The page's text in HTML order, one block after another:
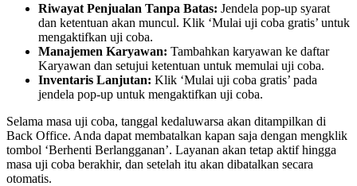
Riwayat Penjualan Tanpa Batas: Jendela pop-up syarat
dan ketentuan akan muncul. Klik ‘Mulai uji coba gratis’ untuk
mengaktifkan uji coba.
Manajemen Karyawan: Tambahkan karyawan ke daftar
Karyawan dan setujui ketentuan untuk memulai uji coba.
Inventaris Lanjutan: Klik ‘Mulai uji coba gratis’ pada
jendela pop-up untuk mengaktifkan uji coba.
Selama masa uji coba, tanggal kedaluwarsa akan ditampilkan di
Back Office. Anda dapat membatalkan kapan saja dengan mengklik
tombol ‘Berhenti Berlangganan’. Layanan akan tetap aktif hingga
masa uji coba berakhir, dan setelah itu akan dibatalkan secara
otomatis.